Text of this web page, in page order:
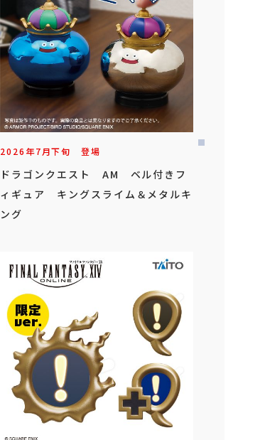
2026年7月下旬 登場
ドラゴンクエスト AM ベル付きフ
ィギュア キングスライム＆メタルキ
ング